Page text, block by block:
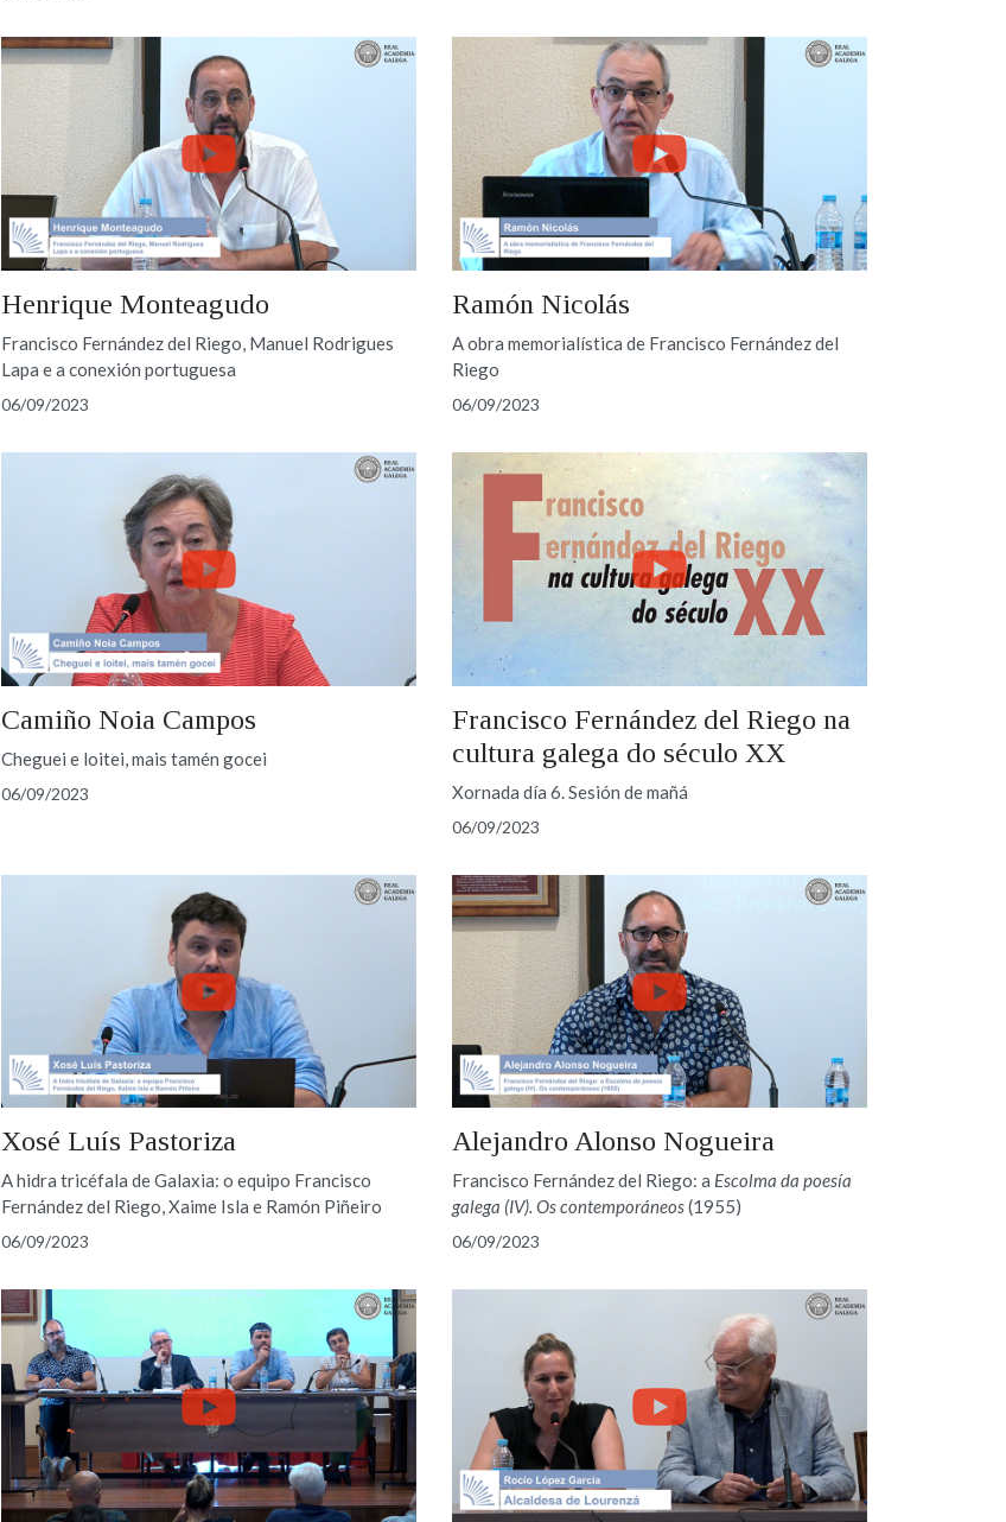
Henrique Monteagudo
Francisco Fernández del Riego, Manuel Rodrigues
Lapa e a conexión portuguesa
06/09/2023
Ramón Nicolás
A obra memorialística de Francisco Fernández del
Riego
06/09/2023
Camiño Noia Campos
Cheguei e loitei, mais tamén gocei
06/09/2023
Francisco Fernández del Riego na
cultura galega do século XX
Xornada día 6. Sesión de mañá
06/09/2023
Xosé Luís Pastoriza
A hidra tricéfala de Galaxia: o equipo Francisco
Fernández del Riego, Xaime Isla e Ramón Piñeiro
06/09/2023
Alejandro Alonso Nogueira
Francisco Fernández del Riego: a Escolma da poesía
galega (IV). Os contemporáneos(1955)
06/09/2023